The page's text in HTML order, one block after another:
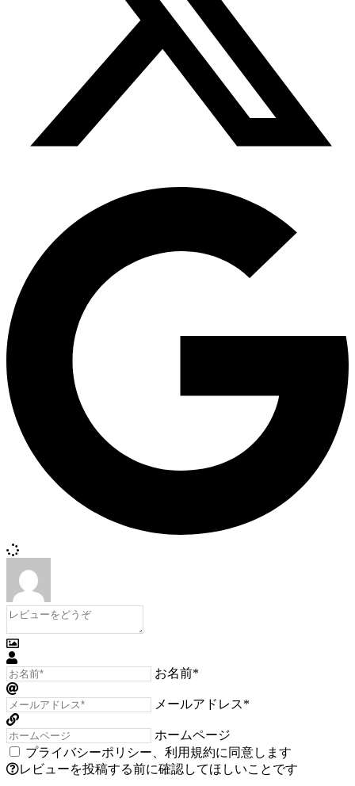
お名前*
メールアドレス*
ホームページ
プライバシーポリシー
利用規約に同意します
レビューを投稿する前に確認してほしいことです